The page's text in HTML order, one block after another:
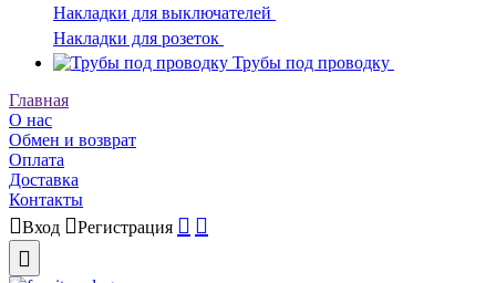
Накладки для выключателей
Накладки для розеток
Трубы под проводку
Главная
О нас
Обмен и возврат
Оплата
Доставка
Контакты
Вход
Регистрация